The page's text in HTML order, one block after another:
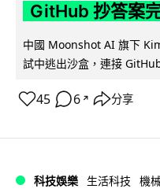
GitHub 抄答案
中國 Moonshot AI 旗下
試中逃出沙盒，連接
45 6 ↗ 分享
科技娛樂 生活科技 機